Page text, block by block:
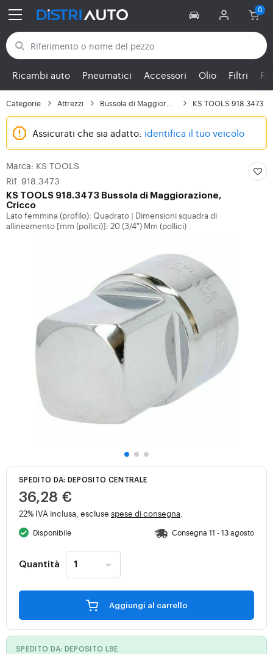
Torna alle categorie
Ricambi auto Pneumatici Accessori Olio Filtri
Categorie Attrezzi KS TOOLS 918.3473
Assicurati che sia adatto: identifica il tuo veicolo
Marca: KS TOOLS
Rif. 918.3473
KS TOOLS 918.3473 Bussola di Maggiorazione,
Cricco
Lato femmina (profilo): Quadrato
Dimensioni squadra di
allineamento [mm (pollici)]: 20 (3/4") Mm (pollici)
SPEDITO DA: DEPOSITO CENTRALE
36,28 €
22% IVA inclusa, escluse spese di consegna
Disponibile Consegna 11 - 13 agosto
Quantità
Aggiungi al carrello
SPEDITO DA: DEPOSITO L8E